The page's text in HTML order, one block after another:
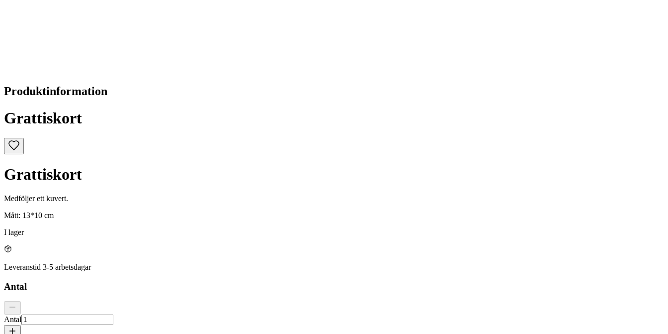
Produktinformation
Grattiskort
Grattiskort
Medföljer ett kuvert.
Mått: 13*10 cm
I lager
Leveranstid 3-5 arbetsdagar
Antal
Antal